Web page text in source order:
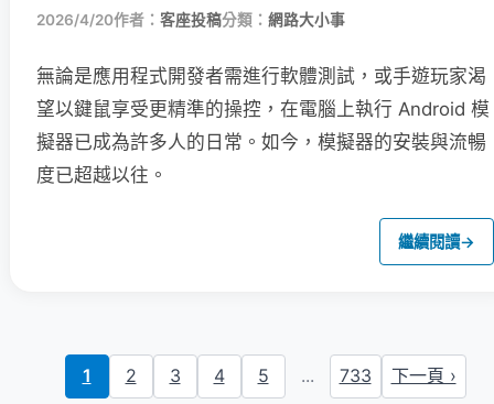
2026/4/20作者： 客座投稿分類： 網路大小事
無論是應用程式開發者需進行軟體測試，或手遊玩家渴
望以鍵鼠享受更精準的操控，在電腦上執行 Android 模
擬器已成為許多人的日常。如今，模擬器的安裝與流暢
度已超越以往。
繼續閱讀→
1 2 3 4 5 ... 733 下一頁 ›